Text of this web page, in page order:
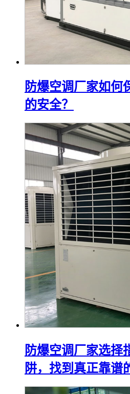
防爆空调厂家如何
的安全？
防爆空调厂家选择
阱，找到真正靠谱